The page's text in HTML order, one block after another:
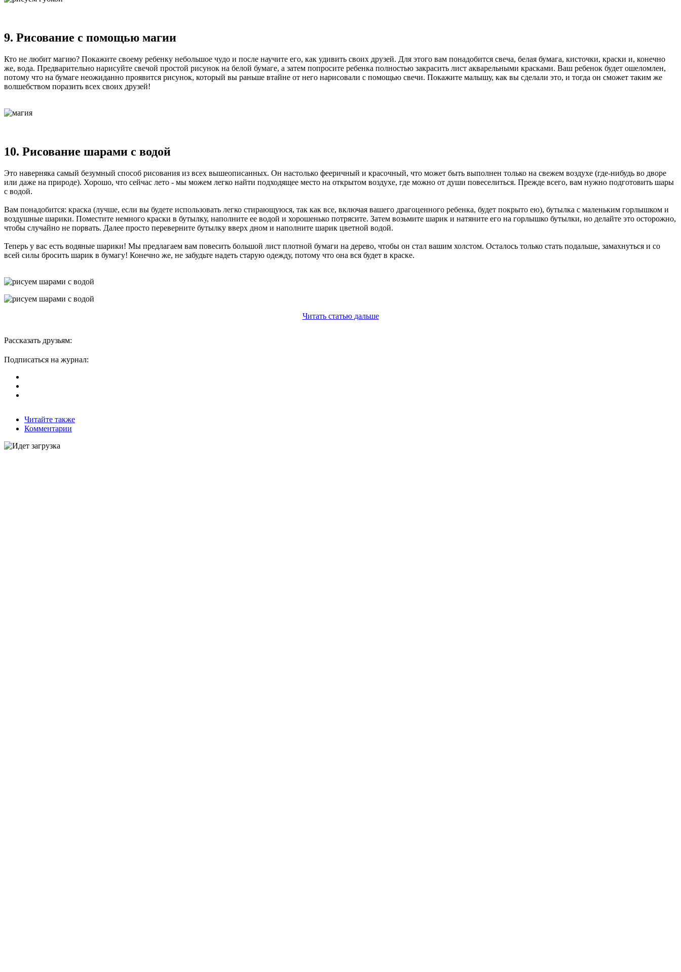
9. Рисование с помощью магии
Кто не любит магию? Покажите своему ребенку небольшое чудо и после научите его, как удивить своих друзей. Для этого вам понадобится свеча, белая бумага, кисточки, краски и, конечно
же, вода. Предварительно нарисуйте свечой простой рисунок на белой бумаге, а затем попросите ребенка полностью закрасить лист акварельными красками. Ваш ребенок будет ошеломлен,
потому что на бумаге неожиданно проявится рисунок, который вы раньше втайне от него нарисовали с помощью свечи. Покажите малышу, как вы сделали это, и тогда он сможет таким же
волшебством поразить всех своих друзей!
10. Рисование шарами с водой
Это наверняка самый безумный способ рисования из всех вышеописанных. Он настолько фееричный и красочный, что может быть выполнен только на свежем воздухе (где-нибудь во дворе
или даже на природе). Хорошо, что сейчас лето - мы можем легко найти подходящее место на открытом воздухе, где можно от души повеселиться. Прежде всего, вам нужно подготовить шары
с водой.
Вам понадобится: краска (лучше, если вы будете использовать легко стирающуюся, так как все, включая вашего драгоценного ребенка, будет покрыто ею), бутылка с маленьким горлышком и
воздушные шарики. Поместите немного краски в бутылку, наполните ее водой и хорошенько потрясите. Затем возьмите шарик и натяните его на горлышко бутылки, но делайте это осторожно,
чтобы случайно не порвать. Далее просто переверните бутылку вверх дном и наполните шарик цветной водой.
Теперь у вас есть водяные шарики! Мы предлагаем вам повесить большой лист плотной бумаги на дерево, чтобы он стал вашим холстом. Осталось только стать подальше, замахнуться и со
всей силы бросить шарик в бумагу! Конечно же, не забудьте надеть старую одежду, потому что она вся будет в краске.
Читать статью дальше
Рассказать друзьям:
Подписаться на журнал:
Читайте также
Комментарии